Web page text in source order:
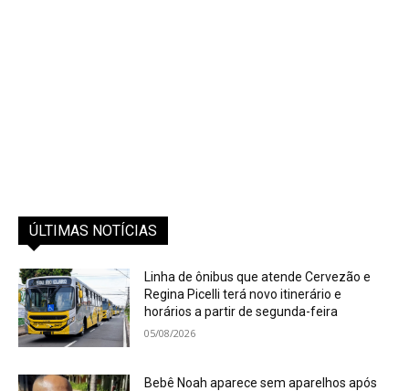
ÚLTIMAS NOTÍCIAS
Linha de ônibus que atende Cervezão e
Regina Picelli terá novo itinerário e
horários a partir de segunda-feira
05/08/2026
Bebê Noah aparece sem aparelhos após